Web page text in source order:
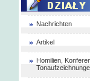
Nachrichten
Artikel
Homilien,